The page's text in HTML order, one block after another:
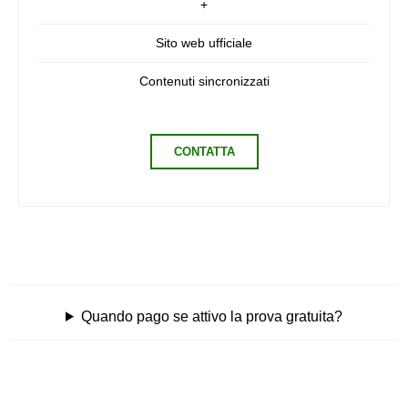
+
Sito web ufficiale
Contenuti sincronizzati
CONTATTA
Quando pago se attivo la prova gratuita?